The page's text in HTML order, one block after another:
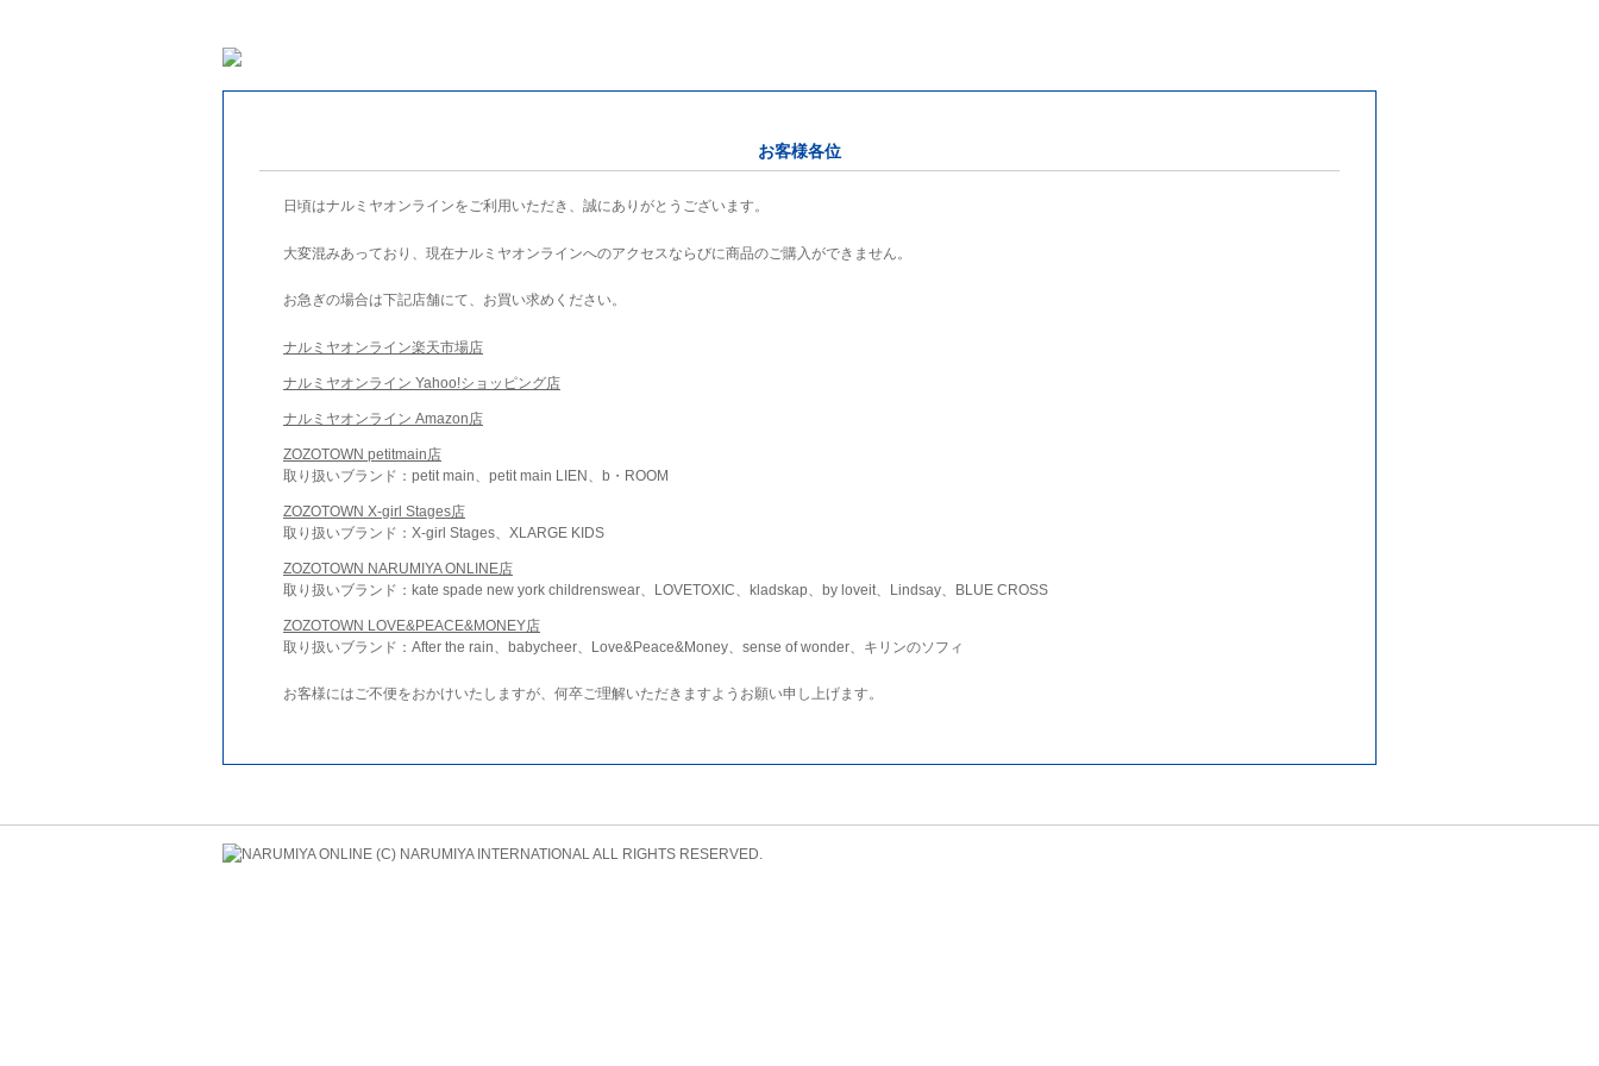
お客様各位
日頃はナルミヤオンラインをご利用いただき、誠にありがとうございます。
大変混みあっており、現在ナルミヤオンラインへのアクセスならびに商品のご購入ができません。
お急ぎの場合は下記店舗にて、お買い求めください。
ナルミヤオンライン楽天市場店
ナルミヤオンライン Yahoo!ショッピング店
ナルミヤオンライン Amazon店
ZOZOTOWN petitmain店
取り扱いブランド：petit main、petit main LIEN、b・ROOM
ZOZOTOWN X-girl Stages店
取り扱いブランド：X-girl Stages、XLARGE KIDS
ZOZOTOWN NARUMIYA ONLINE店
取り扱いブランド：kate spade new york childrenswear、LOVETOXIC、kladskap、by loveit、Lindsay、BLUE CROSS
ZOZOTOWN LOVE&PEACE&MONEY店
取り扱いブランド：After the rain、babycheer、Love&Peace&Money、sense of wonder、キリンのソフィ
お客様にはご不便をおかけいたしますが、何卒ご理解いただきますようお願い申し上げます。